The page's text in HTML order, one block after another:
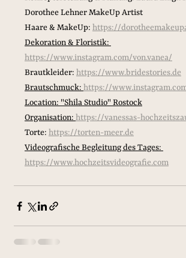
Dorothee Lehner MakeUp Artist
Haare & MakeUp: https://
Dekoration & Floristik:
https://www.instagram.com/von.vanea/
Brautkleider: https://www.bridestories.de
Brautschmuck: https://
Location: "Shila Studio" Rostock
Organisation: https://vanessas-
Torte: https://torten-meer.de
Videografische Begleitung des Tages:
https://www.hochzeitsvideografie.com